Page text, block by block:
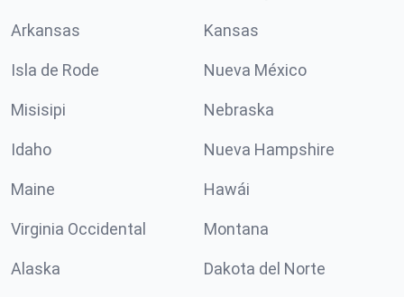
Arkansas Kansas
Isla de Rode Nueva México
Misisipi Nebraska
Idaho Nueva Hampshire
Maine Hawái
Virginia Occidental Montana
Alaska Dakota del Norte